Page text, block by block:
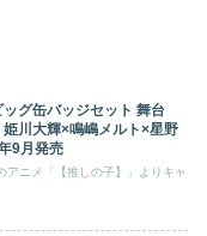
ッグ缶バッジセット 舞台
姫川大輝×鳴嶋メルト×星野
9月発売
アニメ「【推しの子】」よりキャ